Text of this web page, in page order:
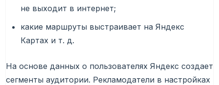
не выходит в интернет;
какие маршруты выстраивает на Яндекс
Картах и т. д.
На основе данных о пользователях Яндекс создает
сегменты аудитории. Рекламодатели в настройках